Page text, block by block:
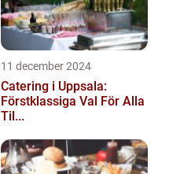
11 december 2024
Catering i Uppsala:
Förstklassiga Val För Alla
Til...